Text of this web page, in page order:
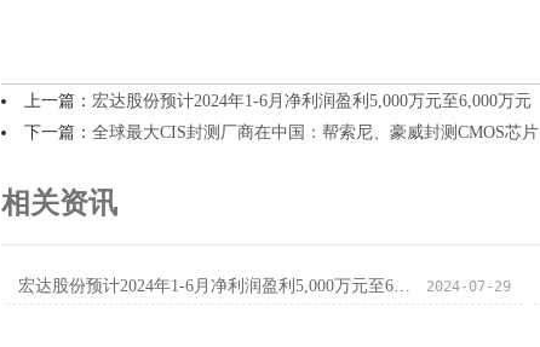
上一篇： 宏达股份预计2024年1-6月净利润盈利5,000万元至6,000万元
下一篇： 全球最大CIS封测厂商在中国：帮索尼、豪威封测CMOS芯片
相关资讯
宏达股份预计2024年1-6月净利润盈利5,000万元至6,000万元 2024-07-29